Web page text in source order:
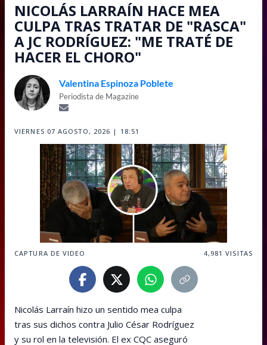
NICOLÁS LARRAÍN HACE MEA
CULPA TRAS TRATAR DE "RASCA"
A JC RODRÍGUEZ: "ME TRATÉ DE
HACER EL CHORO"
Valentina Espinoza Poblete
Periodista de Magazine
VIERNES 07 AGOSTO, 2026 | 18:51
CAPTURA DE VIDEO 4,981 VISITAS
Nicolás Larraín hizo un sentido mea culpa
tras sus dichos contra Julio César Rodríguez
y su rol en la televisión. El ex CQC aseguró